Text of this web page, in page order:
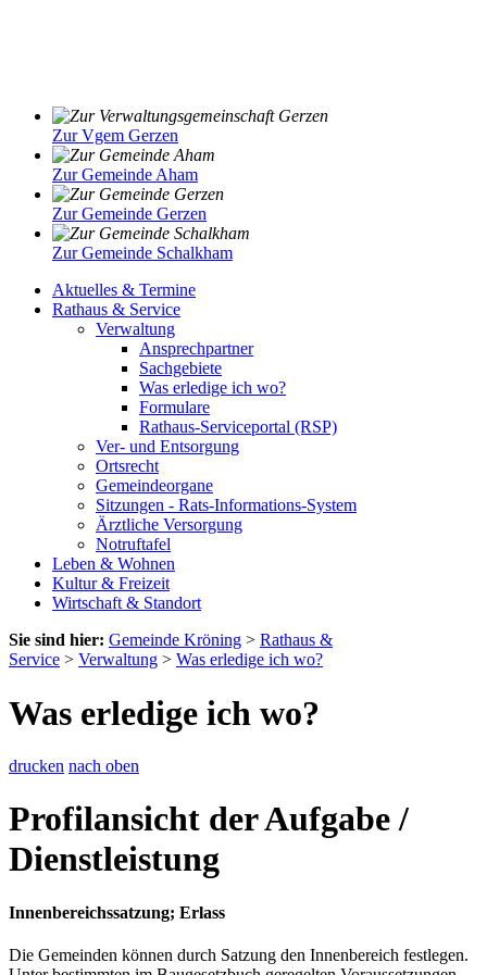
Zur Vgem Gerzen
Zur Gemeinde Aham
Zur Gemeinde Gerzen
Zur Gemeinde Schalkham
Aktuelles & Termine
Rathaus & Service
Verwaltung
Ansprechpartner
Sachgebiete
Was erledige ich wo?
Formulare
Rathaus-Serviceportal (RSP)
Ver- und Entsorgung
Ortsrecht
Gemeindeorgane
Sitzungen - Rats-Informations-System
Ärztliche Versorgung
Notruftafel
Leben & Wohnen
Kultur & Freizeit
Wirtschaft & Standort
Sie sind hier: Gemeinde Kröning > Rathaus &
Service > Verwaltung > Was erledige ich wo?
Was erledige ich wo?
drucken nach oben
Profilansicht der Aufgabe /
Dienstleistung
Innenbereichssatzung; Erlass
Die Gemeinden können durch Satzung den Innenbereich festlegen.